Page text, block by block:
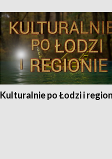
Kulturalnie po Łodzi i